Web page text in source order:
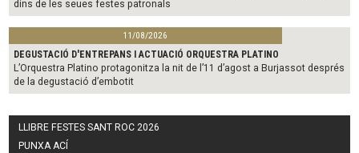
dins de les seues festes patronals
11/08/2026
DEGUSTACIÓ D'ENTREPANS I ACTUACIÓ ORQUESTRA PLATINO
L’Orquestra Platino protagonitza la nit de l’11 d’agost a Burjassot després
de la degustació d’embotit
LLIBRE FESTES SANT ROC 2026
PUNXA ACÍ